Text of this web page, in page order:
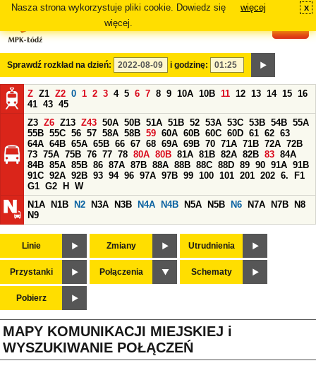
Nasza strona wykorzystuje pliki cookie. Dowiedz się
więcej.
więcej x
Sprawdź rozkład na dzień: i godzinę:
Z Z1 Z2 0 1 2 3 4 5 6 7 8 9 10A 10B 11 12 13 14 15 16
41 43 45
Z3 Z6 Z13 Z43 50A 50B 51A 51B 52 53A 53C 53B 54B 55A
55B 55C 56 57 58A 58B 59 60A 60B 60C 60D 61 62 63
64A 64B 65A 65B 66 67 68 69A 69B 70 71A 71B 72A 72B
73 75A 75B 76 77 78 80A 80B 81A 81B 82A 82B 83 84A
84B 85A 85B 86 87A 87B 88A 88B 88C 88D 89 90 91A 91B
91C 92A 92B 93 94 96 97A 97B 99 100 101 201 202 6.
F1
G1 G2 H
W
N1A
N1B N2 N3A N3B N4A N4B N5A N5B N6 N7A N7B
N8
N9
Linie Zmiany Utrudnienia
Przystanki Połączenia Schematy
Pobierz
MAPY KOMUNIKACJI MIEJSKIEJ i
WYSZUKIWANIE POŁĄCZEŃ